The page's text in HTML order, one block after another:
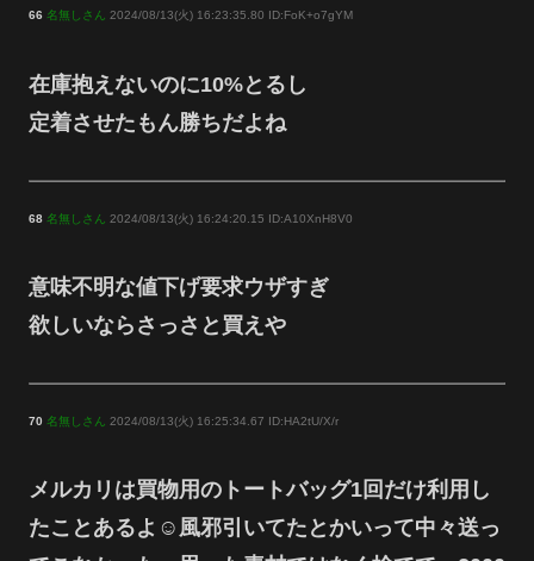
66 名無しさん 2024/08/13(火) 16:23:35.80 ID:FoK+o7gYM
在庫抱えないのに10%とるし
定着させたもん勝ちだよね
68 名無しさん 2024/08/13(火) 16:24:20.15 ID:A10XnH8V0
意味不明な値下げ要求ウザすぎ
欲しいならさっさと買えや
70 名無しさん 2024/08/13(火) 16:25:34.67 ID:HA2tU/X/r
メルカリは買物用のトートバッグ1回だけ利用し
たことあるよ☺風邪引いてたとかいって中々送っ